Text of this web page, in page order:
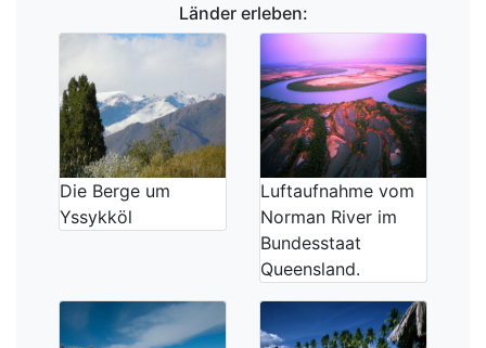
Länder erleben:
Die Berge um
Yssykköl
Luftaufnahme vom
Norman River im
Bundesstaat
Queensland.